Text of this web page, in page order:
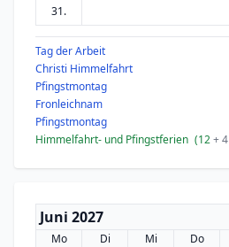
31.
Tag der Arbeit
Christi Himmelfahrt
Pfingstmontag
Fronleichnam
Pfingstmontag
Himmelfahrt- und Pfingstferien (12+ 4
Juni 2027
Mo Di Mi Do